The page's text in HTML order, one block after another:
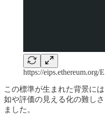
https://eips.ethereum.org/
この標準が生まれた背景に
如や評価の見える化の難し
ました。